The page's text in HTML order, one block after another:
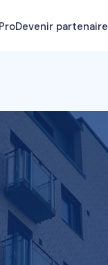
Devenir partenaire